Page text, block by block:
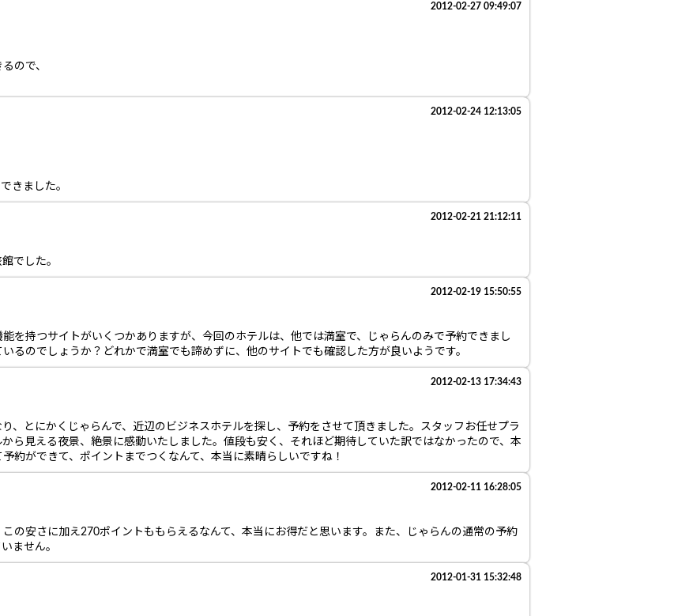
2012-02-27 09:49:07
ので、
2012-02-24 12:13:05
きました。
2012-02-21 21:12:11
でした。
2012-02-19 15:50:55
を持つサイトがいくつかありますが、今回のホテルは、他では満室で、じゃらんのみで予約できまし
るのでしょうか？どれかで満室でも諦めずに、他のサイトでも確認した方が良いようです。
2012-02-13 17:34:43
、とにかくじゃらんで、近辺のビジネスホテルを探し、予約をさせて頂きました。スタッフお任せプラ
ら見える夜景、絶景に感動いたしました。値段も安く、それほど期待していた訳ではなかったので、本
約ができて、ポイントまでつくなんて、本当に素晴らしいですね！
2012-02-11 16:28:05
の安さに加え270ポイントももらえるなんて、本当にお得だと思います。また、じゃらんの通常の予約
ません。
2012-01-31 15:32:48